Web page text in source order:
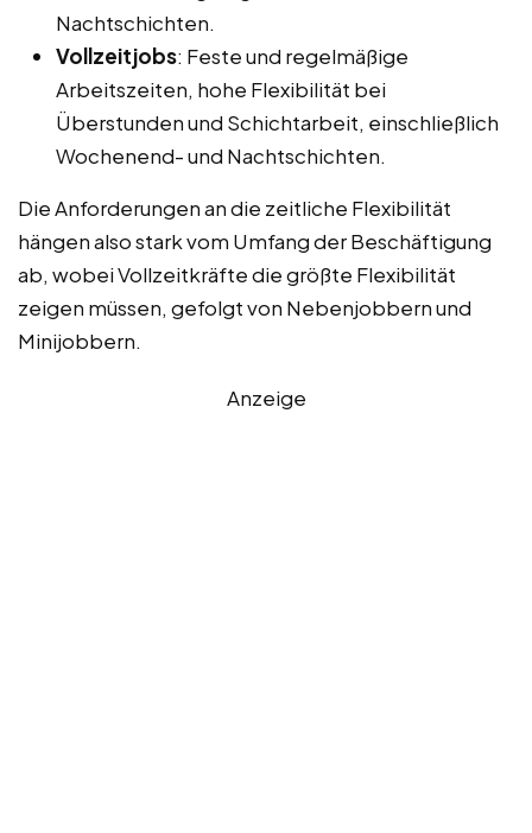
Nachtschichten.
Vollzeitjobs: Feste und regelmäßige
Arbeitszeiten, hohe Flexibilität bei
Überstunden und Schichtarbeit, einschließlich
Wochenend- und Nachtschichten.
Die Anforderungen an die zeitliche Flexibilität
hängen also stark vom Umfang der Beschäftigung
ab, wobei Vollzeitkräfte die größte Flexibilität
zeigen müssen, gefolgt von Nebenjobbern und
Minijobbern.
Anzeige